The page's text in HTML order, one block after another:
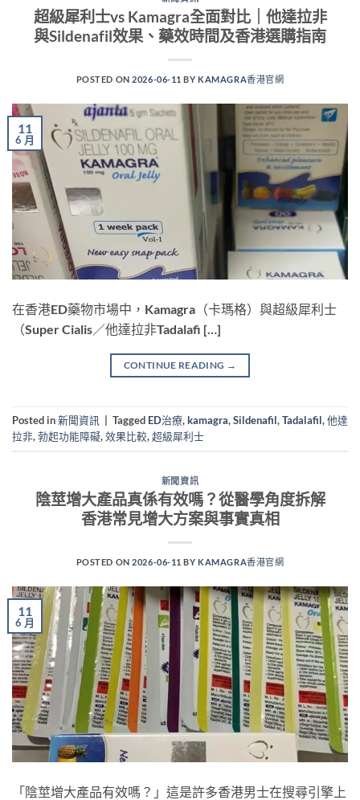
超級犀利士vs Kamagra全面對比｜他達拉非
與Sildenafil效果、藥效時間及香港選購指南
POSTED ON2026-06-11 BYKAMAGRA香港官網
11
6 月
在香港ED藥物市場中，Kamagra（卡瑪格）與超級犀利士
（Super Cialis／他達拉非Tadalafi […]
CONTINUE READING →
Posted in新聞資訊 Tagged ED治療,kamagra,Sildenafil,Tadalafil,他達
拉非,勃起功能障礙,效果比較,超級犀利士
新聞資訊
陰莖增大產品真係有效嗎？從醫學角度拆解
香港常見增大方案與事實真相
POSTED ON2026-06-11 BYKAMAGRA香港官網
11
6 月
「陰莖增大產品有效嗎？」這是許多香港男士在搜尋引擎上